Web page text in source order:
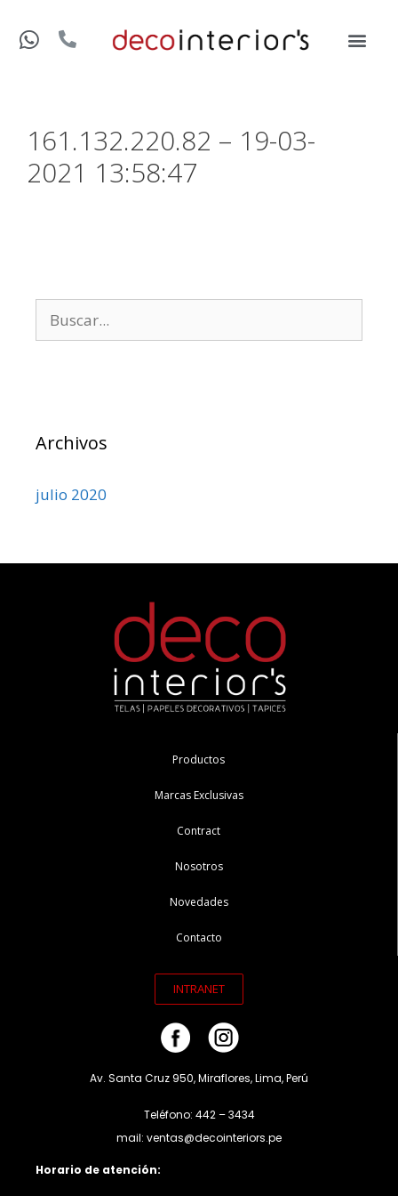
161.132.220.82 – 19-03-
2021 13:58:47
Archivos
julio 2020
Productos
Marcas Exclusivas
Contract
Nosotros
Novedades
Contacto
INTRANET
Av. Santa Cruz 950, Miraflores, Lima, Perú
Teléfono: 442 – 3434
mail: ventas@decointeriors.pe
Horario de atención: